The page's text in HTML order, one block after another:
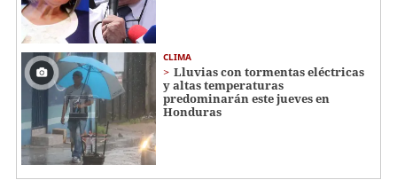
CLIMA
Lluvias con tormentas eléctricas
y altas temperaturas
predominarán este jueves en
Honduras